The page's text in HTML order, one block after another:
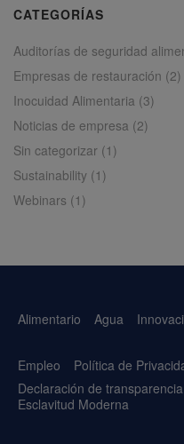
CATEGORÍAS
Auditorías de seguridad
Empresas de restauración (2)
Inocuidad Alimentaria (3)
Noticias de empresa (2)
Sin categorizar (1)
Sustainability (1)
Webinars (1)
Alimentario Agua
Empleo
Política de
Declaración de
Esclavitud Moderna